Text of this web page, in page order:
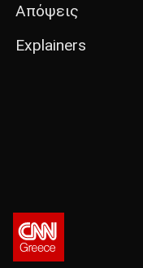
Απόψεις
Explainers